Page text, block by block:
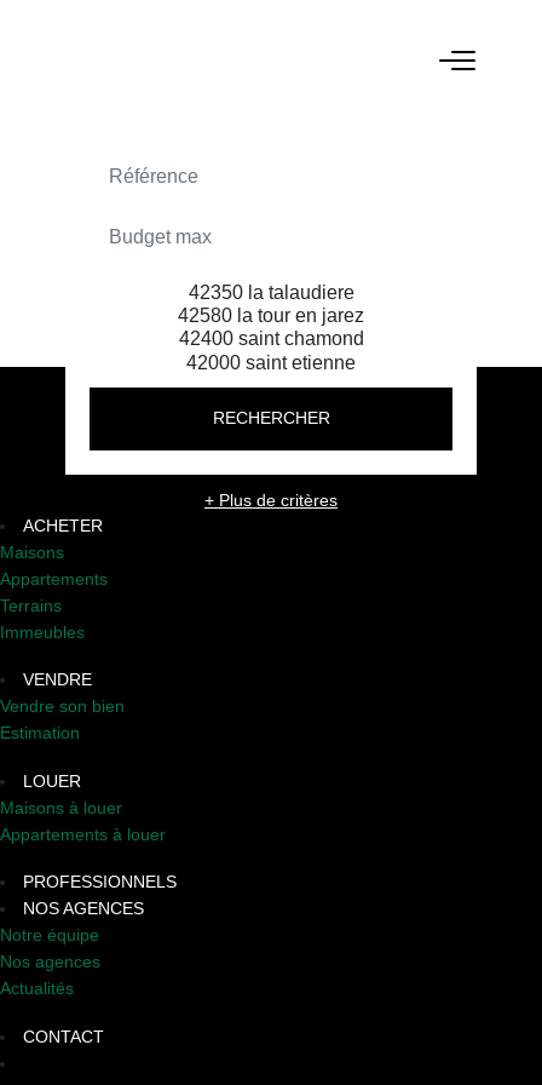
RECHERCHER
+ Plus de critères
ACHETER
Maisons
Appartements
Terrains
Immeubles
VENDRE
Vendre son bien
Estimation
LOUER
Maisons à louer
Appartements à louer
PROFESSIONNELS
NOS AGENCES
Notre équipe
Nos agences
Actualités
CONTACT